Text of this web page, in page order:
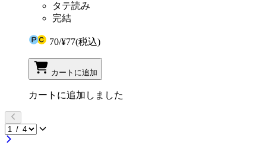
タテ読み
完結
70/¥77(税込)
カートに追加
カートに追加しました